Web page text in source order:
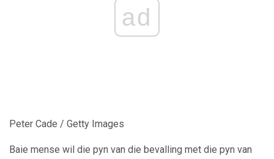
ad
Peter Cade / Getty Images
Baie mense wil die pyn van die bevalling met die pyn van